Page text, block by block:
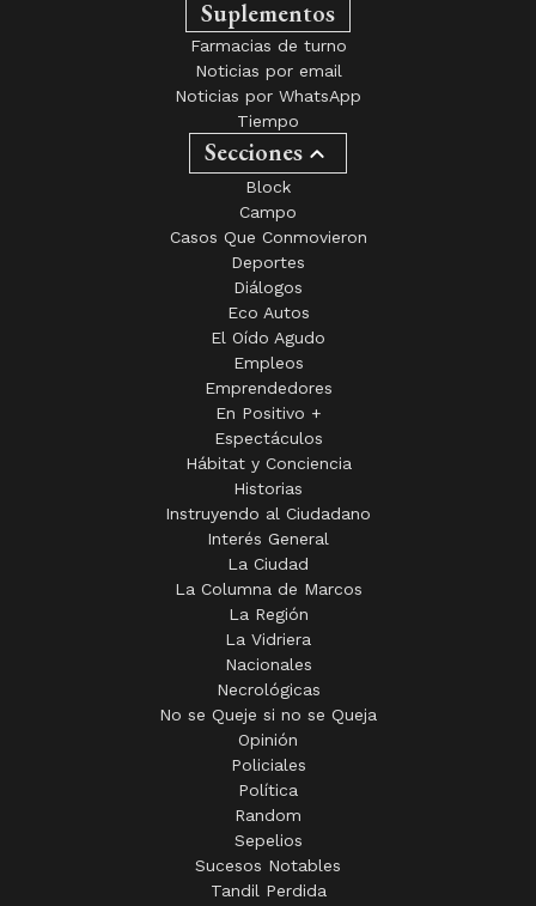
Noticias por WhatsApp
Tiempo
Secciones
Block
Campo
Casos Que Conmovieron
Deportes
Diálogos
Eco Autos
El Oído Agudo
Empleos
Emprendedores
En Positivo +
Espectáculos
Hábitat y Conciencia
Historias
Instruyendo al Ciudadano
Interés General
La Ciudad
La Columna de Marcos
La Región
La Vidriera
Nacionales
Necrológicas
No se Queje si no se Queja
Opinión
Policiales
Política
Random
Sepelios
Sucesos Notables
Tandil Perdida
Virales
ZIP